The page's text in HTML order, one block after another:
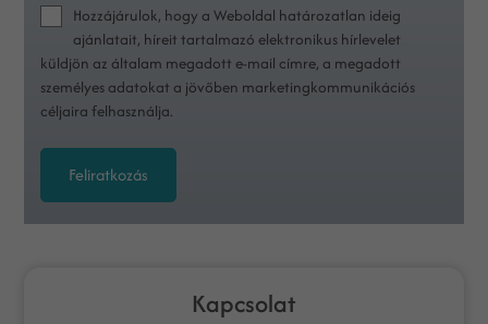
Hozzájárulok, hogy a Weboldal határozatlan ideig
ajánlatait, híreit tartalmazó elektronikus hírlevelet
küldjön az általam megadott e-mail címre, a megadott
személyes adatokat a jövőben marketingkommunikációs
céljaira felhasználja.
Feliratkozás
Kapcsolat